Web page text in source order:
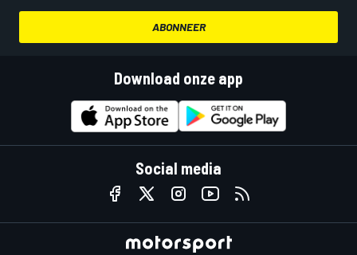
ABONNEER
Download onze app
Social media